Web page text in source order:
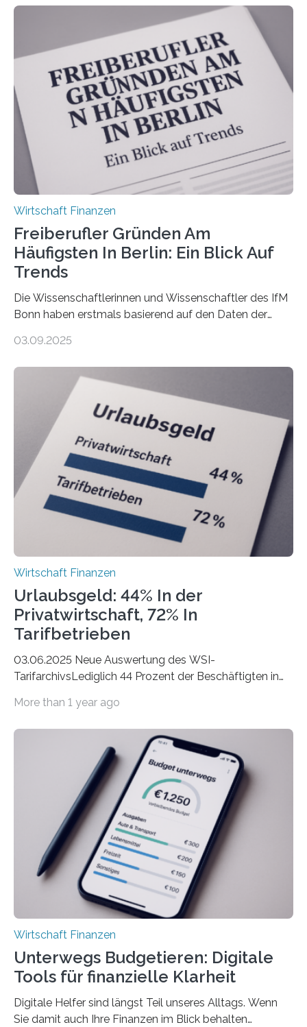
Bundesverbands Deutscher Versicherungskaufleute e.V.
durchgeführt haben. Die Studie basiert auf den
Antworten von 1.440 selbstständigen
Versicherungsvertreter*innen und -makler*innen. Ein
Ergebnis: Deutlich mehr als die Hälfte der Befragten ist
über 50 Jahre alt und wird in den nächsten Jahren eine
Nachfolgeregelung benötigen. Aber nur ein Drittel hat
bereits Regelungen…
Wirtschaft Finanzen
Freiberufler Gründen Am
Häufigsten In Berlin: Ein Blick Auf
Trends
Die Wissenschaftlerinnen und Wissenschaftler des IfM
Bonn haben erstmals basierend auf den Daten der
Landkreise mit den meisten Gründungen von
ist demnach Berlin. Betrachtet man nur die Gründungen
der Freiberuflerinnen, so liegt Leipzig an der Spitze. In
Berlin starteten in 2024 die meisten Personen in eine
eigene freiberufliche Existenz, dahinter folgten die
Städte Hamburg, München und Köln. Betrachtet man
hingegen die Existenzgründungsintensität – die Anzahl
der freiberuflichen Gründungen je…
03.09.2025
Wirtschaft Finanzen
Urlaubsgeld: 44% In der
Privatwirtschaft, 72% In
Tarifbetrieben
03.06.2025 Neue Auswertung des WSI-
TarifarchivsLediglich 44 Prozent der Beschäftigten in
tarifgebundenen Betrieben ist der Anteil mit 72 Prozent
Unterkünfte fast überall deutlich teurer geworden. Für
viele Beschäftigte ist deshalb das zumeist im Juni oder
Juli ausgezahlte Urlaubsgeld ein wichtiger Faktor, um
sich den wohlverdienten Jahresurlaub leisten zu
können. Allerdings erhält mit 44 Prozent noch nicht
einmal die Hälfte aller Beschäftigten in der
Privatwirtschaft Urlaubsgeld. Zu diesem…
More than 1 year ago
Wirtschaft Finanzen
Unterwegs Budgetieren: Digitale
Tools für finanzielle Klarheit
Digitale Helfer sind längst Teil unseres Alltags. Wenn
Sie damit auch Ihre Finanzen im Blick behalten